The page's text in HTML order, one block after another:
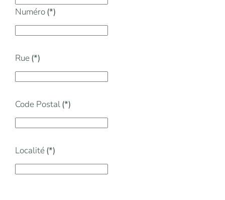
Numéro(*)
Rue(*)
Code Postal(*)
Localité(*)